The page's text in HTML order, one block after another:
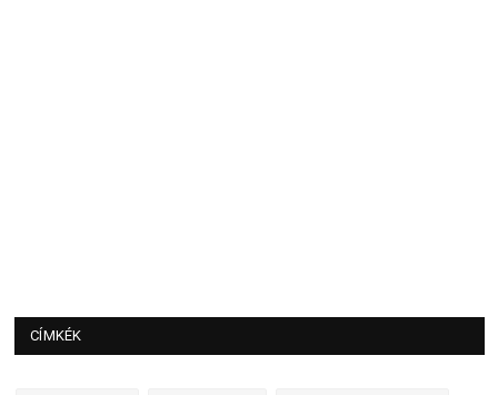
CÍMKÉK